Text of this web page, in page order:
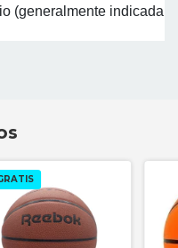
(generalmente indicada